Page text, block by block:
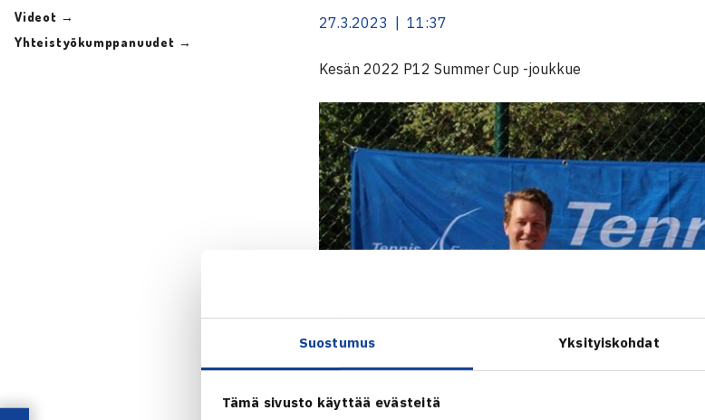
Suostumus Yksityiskohdat
Tämä sivusto käyttää evästeitä
Videot →
Yhteistyökumppanuudet →
27.3.2023 | 11:37
Kesän 2022 P12 Summer Cup -joukkue